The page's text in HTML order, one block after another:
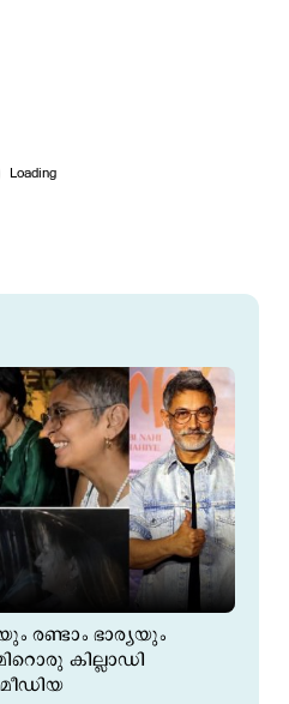
രണ്ടാം ഭാര്യയും
കില്ലാഡി